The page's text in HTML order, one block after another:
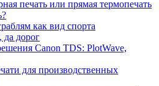
печать или прямая термопечать
как вид спорта
дорог
Canon TDS: PlotWave,
для производственных